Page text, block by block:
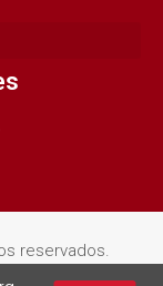
reservados.